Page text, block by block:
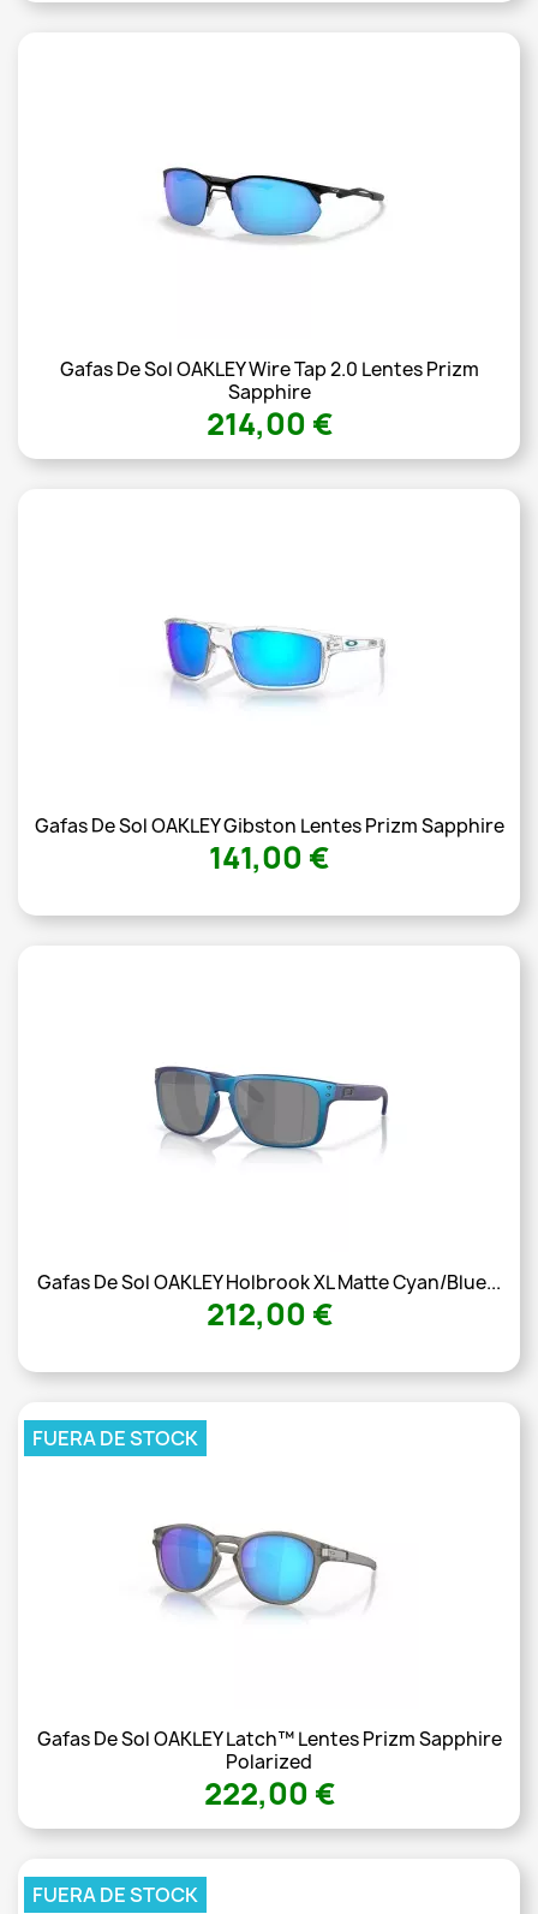
Gafas De Sol OAKLEY Wire Tap 2.0 Lentes Prizm
Sapphire
214,00 €
Gafas De Sol OAKLEY Gibston Lentes Prizm Sapphire
141,00 €
Gafas De Sol OAKLEY Holbrook XL Matte Cyan/Blue...
212,00 €
Gafas De Sol OAKLEY Latch™ Lentes Prizm Sapphire
Polarized
222,00 €
FUERA DE STOCK
FUERA DE STOCK